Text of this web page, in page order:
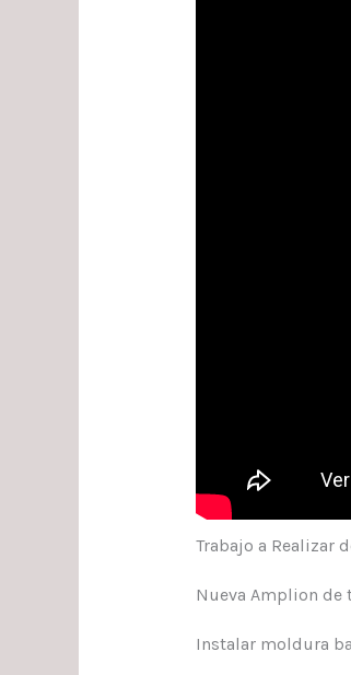
Trabajo a Realizar
Nueva Amplion de
Instalar moldura